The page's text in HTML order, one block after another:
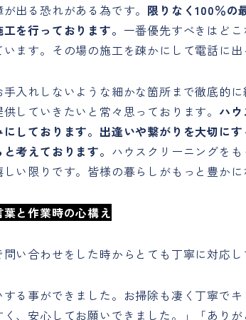
出る恐れがある為です。 限りなく100％の
を行っております。 一番優先すべきはど
ます。その場の施工を疎かにして電話に出
手入れしないような細かな箇所まで徹底的
していきたいと常々思っております。 ハ
にしております。出逢いや繋がりを大切に
考えております。 ハウスクリーニングを
い限りです。皆様の暮らしがもっと豊かに
と作業時の心構え
問い合わせをした時からとても丁寧に対応し
る事ができました。お掃除も凄く丁寧で
、安心してお願いできました。」「あり